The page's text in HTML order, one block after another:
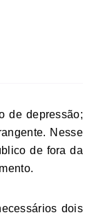
de depressão;
Nesse
de fora da
dois